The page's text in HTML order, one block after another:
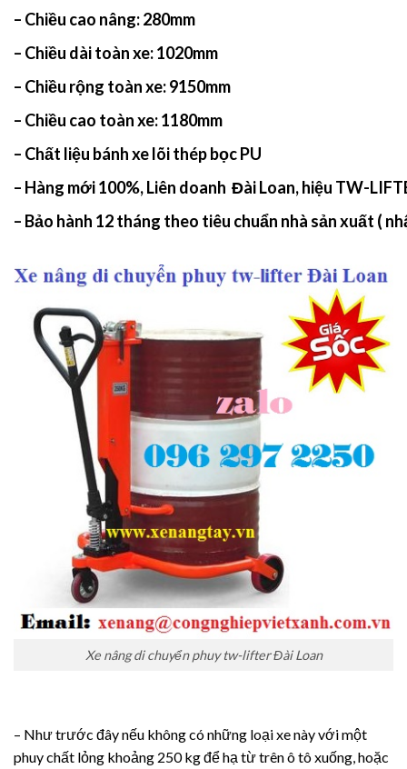
– Chiều cao nâng: 280mm
– Chiều dài toàn xe: 1020mm
– Chiều rộng toàn xe: 9150mm
– Chiều cao toàn xe: 1180mm
– Chất liệu bánh xe lõi thép bọc PU
– Hàng mới 100%, Liên doanh Đài Loan, hiệu TW-
– Bảo hành 12 tháng theo tiêu chuẩn nhà sản xuất (
Xe nâng di chuyển phuy tw-lifter Đài Loan
– Như trước đây nếu không có những loại xe này với một
phuy chất lỏng khoảng 250 kg để hạ từ trên ô tô xuống, hoặc